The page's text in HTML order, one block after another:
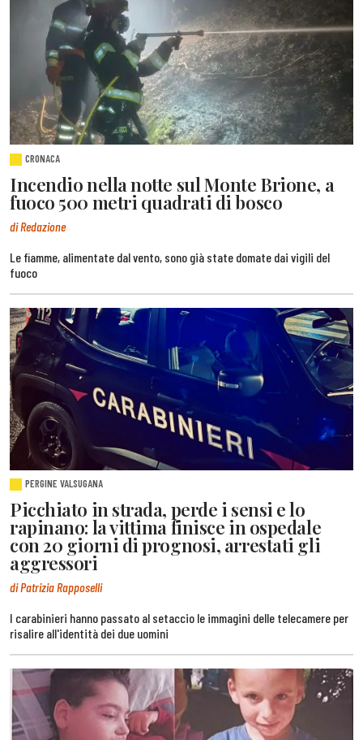
CRONACA
Incendio nella notte sul Monte Brione, a
fuoco 500 metri quadrati di bosco
di Redazione
Le fiamme, alimentate dal vento, sono già state domate dai vigili del
fuoco
PERGINE VALSUGANA
Picchiato in strada, perde i sensi e lo
rapinano: la vittima finisce in ospedale
con 20 giorni di prognosi, arrestati gli
aggressori
di Patrizia Rapposelli
I carabinieri hanno passato al setaccio le immagini delle telecamere per
risalire all'identità dei due uomini